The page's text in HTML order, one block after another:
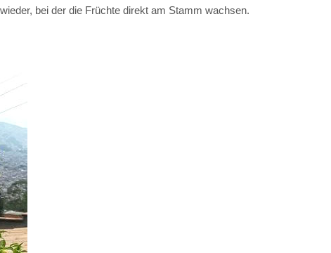
bei der die Früchte direkt am Stamm wachsen.